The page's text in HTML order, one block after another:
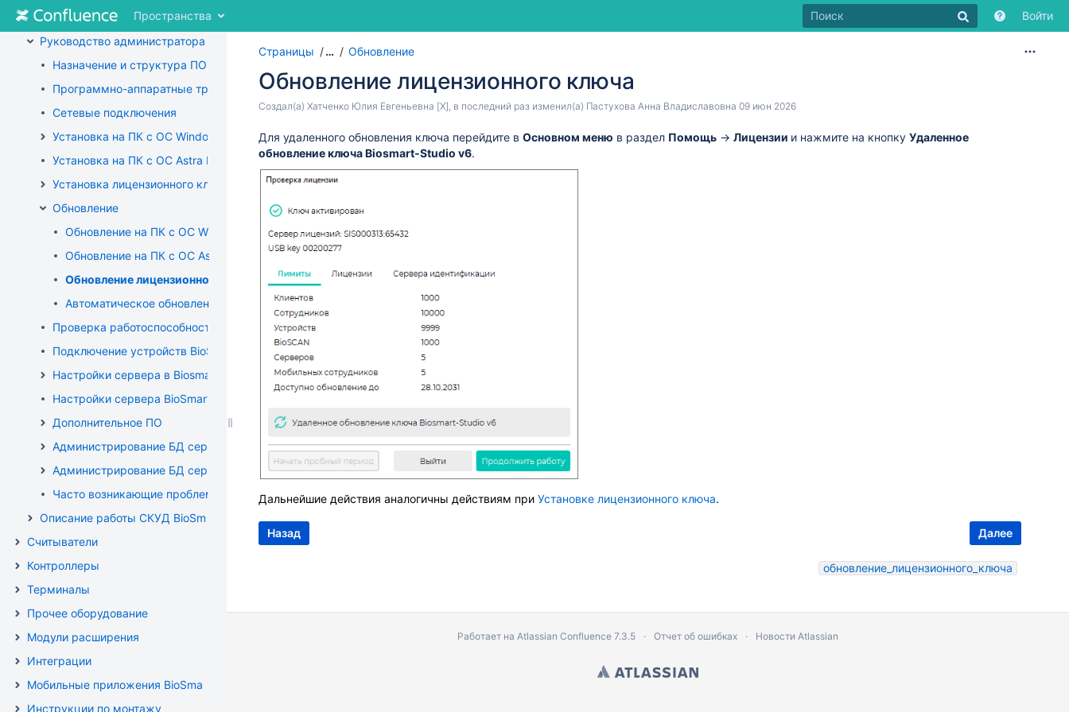
Перейти
содержимому
"Хлебным
Перейти
заголовка
Перейти
быстрому
Пространства Войти
Руководство пользователя
Руководство администратора
Назначение и структура ПО Biosmart-Studio v6
Программно-аппаратные требования
Сетевые подключения
Установка на ПК с ОС Windows
Установка на ПК с ОС Astra Linux
Установка лицензионного ключа
Обновление
Обновление на ПК с ОС Windows
Обновление на ПК с ОС Astra Linux
Обновление лицензионного ключа
Автоматическое обновление клиента
Проверка работоспособности основных служб BioSmart
Подключение устройств BioSmart
Настройки сервера в Biosmart Admin для ПК с ОС Windows
Настройки сервера BioSmart для ПК с ОС Astra Linux
Дополнительное ПО
Администрирование БД сервера BioSmart для ПК с ОС Windows
Администрирование БД сервера BioSmart для ПК с ОС Astra Linux
Часто возникающие проблемы и методы их решения
Описание работы СКУД BioSmart в режиме "Шаблон на карте"
Считыватели
Контроллеры
Терминалы
Прочее оборудование
Модули расширения
Интеграции
Мобильные приложения BioSmart
Инструкции по монтажу
Страницы … Обновление
концу
баннера
началу
баннера
Обновление лицензионного ключа
Перейти
концу
метаданных
Создал(а) Хатченко Юлия Евгеньевна [X], в последний раз изменил(а) Пастухова Анна Владиславовна 09 июн 2026
Переход
к
началу
метаданных
Для удаленного обновления ключа перейдите в Основном меню в раздел Помощь → Лицензии и нажмите на кнопку Удаленное
обновление ключаBiosmart‑Studio v6.
Дальнейшие действия аналогичны действиям при Установке лицензионного ключа.
Назад Далее
обновление_лицензионного_ключа
Работает на Atlassian Confluence 7.3.5 Отчет об ошибках Новости Atlassian